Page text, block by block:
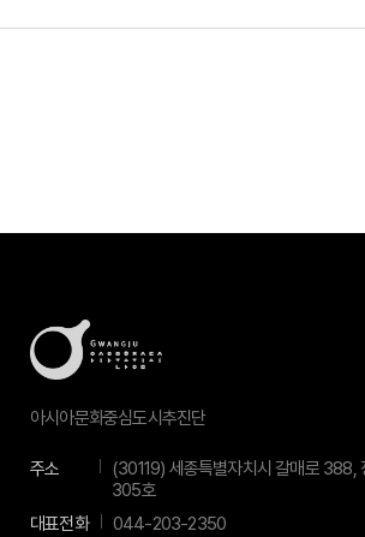
아시아문화중심도시추진단
주소
(30119) 세종특별자치시 갈매로 388,
305호
대표전화
044-203-2350